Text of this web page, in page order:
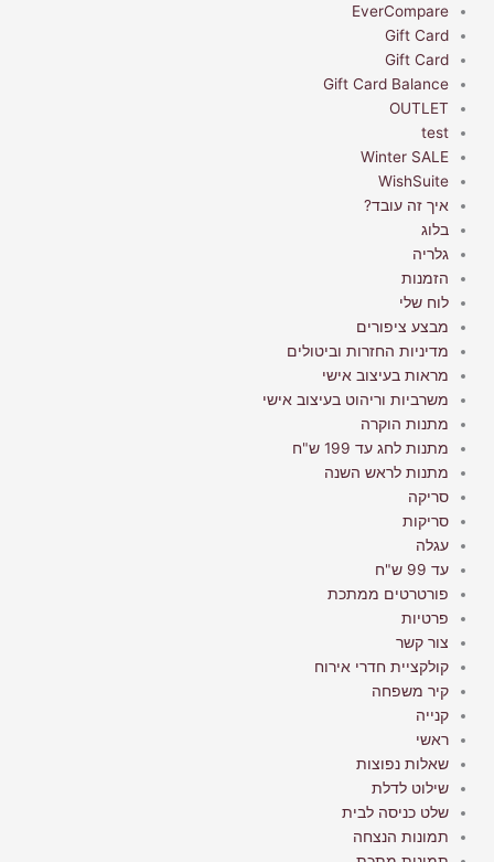
EverCompare
Gift Card
Gift Card
Gift Card Balance
OUTLET
test
Winter SALE
WishSuite
איך זה עובד?
בלוג
גלריה
הזמנות
לוח שלי
מבצע ציפורים
מדיניות החזרות וביטולים
מראות בעיצוב אישי
משרביות וריהוט בעיצוב אישי
מתנות הוקרה
מתנות לחג עד 199 ש"ח
מתנות לראש השנה
סריקה
סריקות
עגלה
עד 99 ש"ח
פורטרטים ממתכת
פרטיות
צור קשר
קולקציית חדרי אירוח
קיר משפחה
קנייה
ראשי
שאלות נפוצות
שילוט לדלת
שלט כניסה לבית
תמונות הנצחה